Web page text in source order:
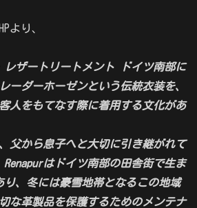
より、
レザートリートメント
ドイツ南部に
ーダーホーゼンという伝統衣装を、
人をもてなす際に着用する文化があ
父から息子へと大切に引き継がれて
Renapurはドイツ南部の田舎街で生ま
、冬には豪雪地帯となるこの地域
な革製品を保護するためのメンテナ